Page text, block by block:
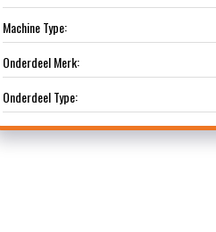
Machine Type:
Onderdeel Merk:
Onderdeel Type: